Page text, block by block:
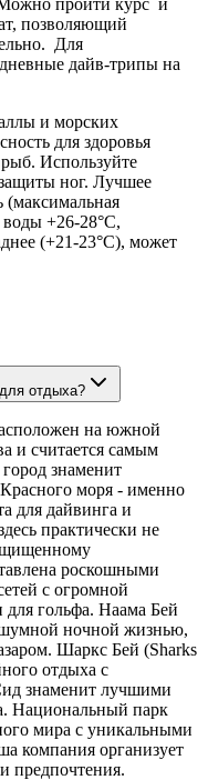
позволяющий
Для
дайв-трипы на
и морских
для здоровья
Используйте
ног. Лучшее
(максимальная
+26-28°C,
(+21-23°C), может
отдыха?
на южной
и считается самым
знаменит
моря - именно
для дайвинга и
практически не
роскошными
с огромной
для гольфа. Наама Бей
ночной жизнью,
Шаркс Бей (Sharks
отдыха с
знаменит лучшими
Национальный парк
мира с уникальными
компания организует
предпочтения.